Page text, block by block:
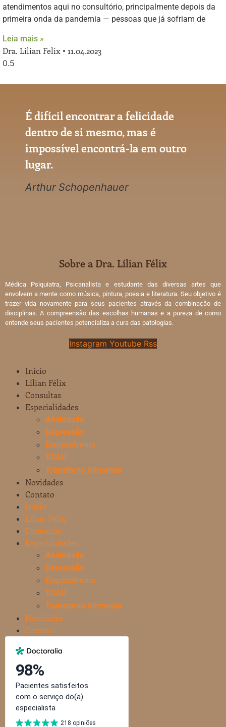
atendimentos aqui no consultório, principalmente depois da
primeira onda da pandemia — pessoas que já sofriam de
Leia mais »
Dra. Lilian Felix 11.04.2023
É difícil encontrar a felicidade
dentro de si mesmo, mas é
impossível encontrá-la em outro
lugar.
Arthur Schopenhauer
Sobre a Dra. Lílian Félix
Médica Psiquiatra, Psicanalista e estudante das diversas artes que
envolvem a mente como música, pintura, poesia e literatura. Seu objetivo é
trazer vida novamente para seus pacientes através da combinação de
disciplinas. A compreensão das escolhas humanas e a pureza de como
entende seus pacientes potencializa a cura das patologias.
Instagram Youtube Rss
Início
Lílian Félix
Consultas
Especialidades
Ansiedade
Depressão
Esquizofrenia
TDAH
Transtorno Alimentar
Novidades
Contato
Início
Lílian Félix
Consultas
Especialidades
Ansiedade
Depressão
Esquizofrenia
TDAH
Transtorno Alimentar
Novidades
Contato